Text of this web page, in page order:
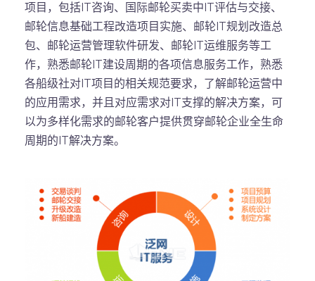
项目，包括IT咨询、国际邮轮买卖中IT评估与交接、
邮轮信息基础工程改造项目实施、邮轮IT规划改造总
包、邮轮运营管理软件研发、邮轮IT运维服务等工
作，熟悉邮轮IT建设周期的各项信息服务工作，熟悉
各船级社对IT项目的相关规范要求，了解邮轮运营中
的应用需求，并且对应需求对IT支撑的解决方案，可
以为多样化需求的邮轮客户提供贯穿邮轮企业全生命
周期的IT解决方案。